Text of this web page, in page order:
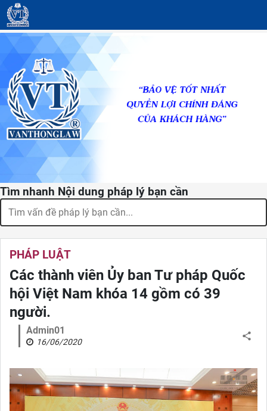
Tìm nhanh Nội dung pháp lý bạn cần
PHÁP LUẬT
Các thành viên Ủy ban Tư pháp Quốc
hội Việt Nam khóa 14 gồm có 39
người.
Admin01
16/06/2020